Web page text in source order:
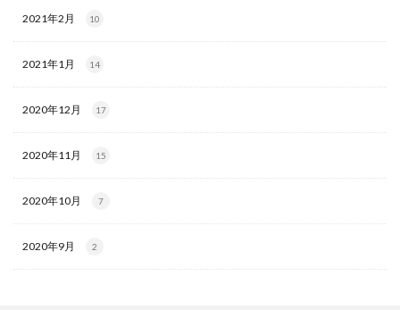
2021年2月 10
2021年1月 14
2020年12月 17
2020年11月 15
2020年10月 7
2020年9月 2